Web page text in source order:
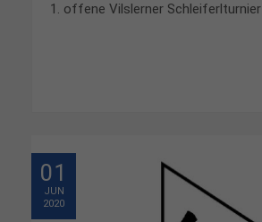
1. offene Vilslerner Schleiferlturnier
01
JUN
2020